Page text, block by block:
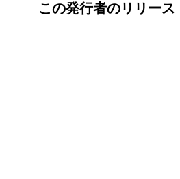
この発行者のリリース